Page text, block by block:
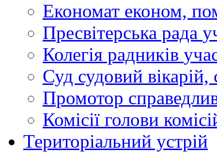
Економат економ,
Пресвітерська рада
Колегія радників
Суд судовий вікарій,
Промотор
Комісії голови
Територіальний устрій